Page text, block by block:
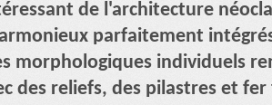
de l'architecture
parfaitement
morphologiques individuels
des reliefs, des pilastres et